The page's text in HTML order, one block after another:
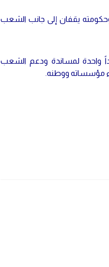
يقفان إلى جانب الشعب
واحدة لمساندة ودعم الشعب
مؤسساته ووطنه.